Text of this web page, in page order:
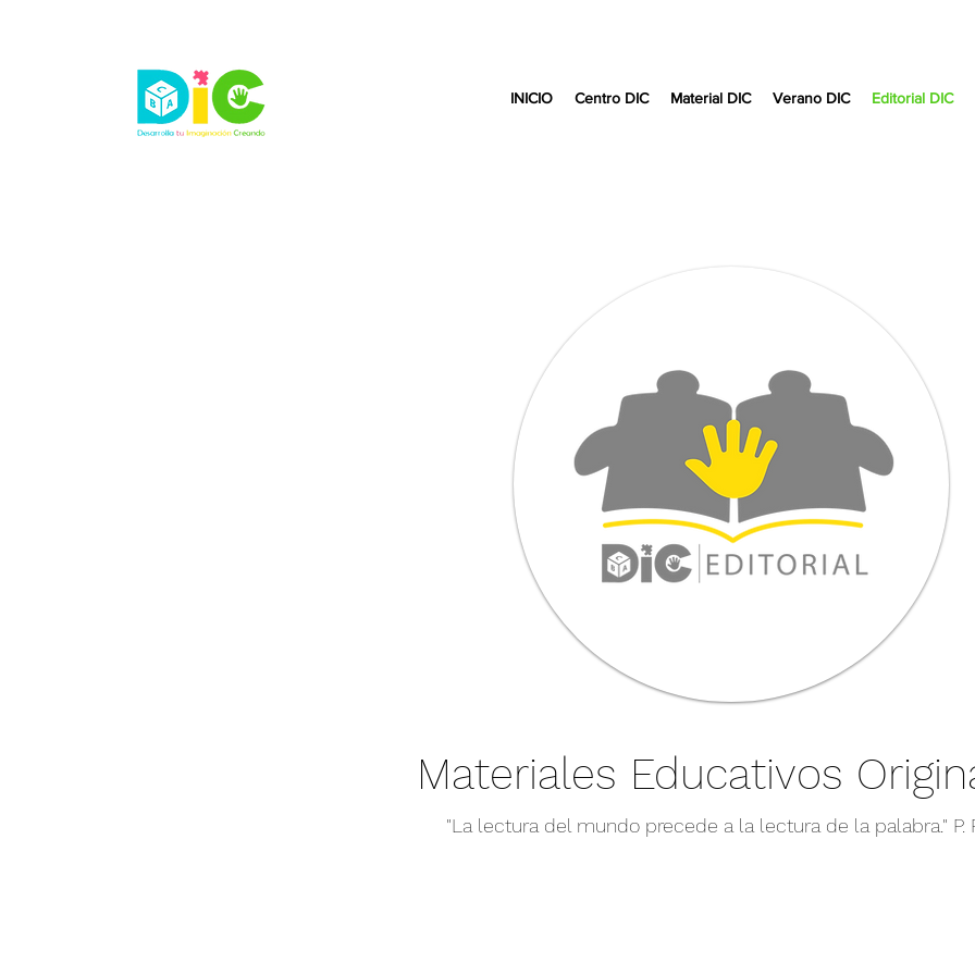
INICIO Centro DIC Material DIC Verano DIC Editorial DIC
Materiales Educativos
"La lectura del mundo precede a la lectura de la palabra." P.